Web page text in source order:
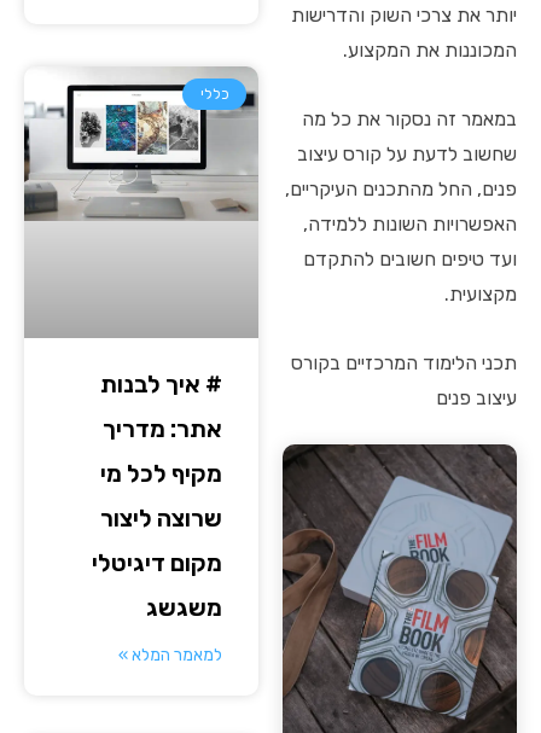
יותר את צרכי השוק והדרישות
המכוננות את המקצוע.
במאמר זה נסקור את כל מה
שחשוב לדעת על קורס עיצוב
פנים, החל מהתכנים העיקריים,
האפשרויות השונות ללמידה,
ועד טיפים חשובים להתקדם
מקצועית.
תכני הלימוד המרכזיים בקורס
עיצוב פנים
כללי
# איך לבנות
אתר: מדריך
מקיף לכל מי
שרוצה ליצור
מקום דיגיטלי
משגשג
למאמר המלא »